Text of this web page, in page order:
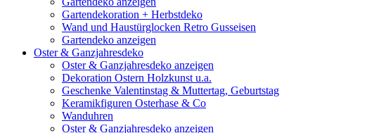
Gartendekoration + Herbstdeko
Wand und Haustürglocken Retro Gusseisen
Gartendeko anzeigen
Oster & Ganzjahresdeko
Oster & Ganzjahresdeko anzeigen
Dekoration Ostern Holzkunst u.a.
Geschenke Valentinstag & Muttertag, Geburtstag
Keramikfiguren Osterhase & Co
Wanduhren
Oster & Ganzjahresdeko anzeigen